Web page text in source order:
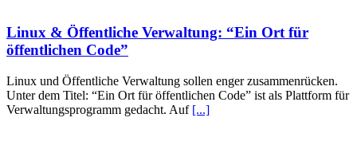
Linux & Öffentliche Verwaltung: “Ein Ort für
öffentlichen Code”
Linux und Öffentliche Verwaltung sollen enger zusammenrücken.
Unter dem Titel: “Ein Ort für öffentlichen Code” ist als Plattform für
Verwaltungsprogramm gedacht. Auf [...]